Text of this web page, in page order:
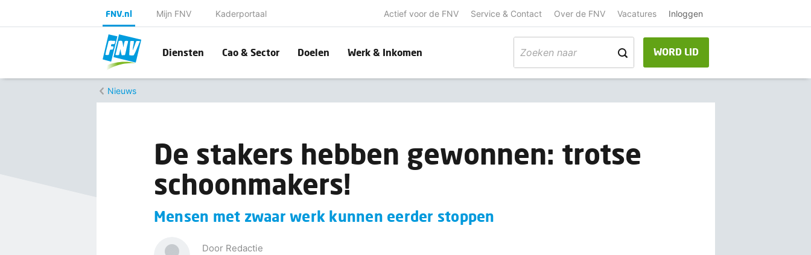
FNV.nl Mijn FNV Kaderportaal Actief voor de FNV Service & Contact Over de FNV Vacatures Inloggen
Diensten Cao & Sector Doelen Werk & Inkomen WORD LID
Nieuws
De stakers hebben gewonnen: trotse
schoonmakers!
Mensen met zwaar werk kunnen eerder stoppen
Door Redactie